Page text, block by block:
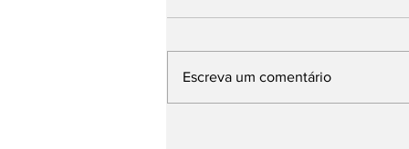
Escreva um comentário